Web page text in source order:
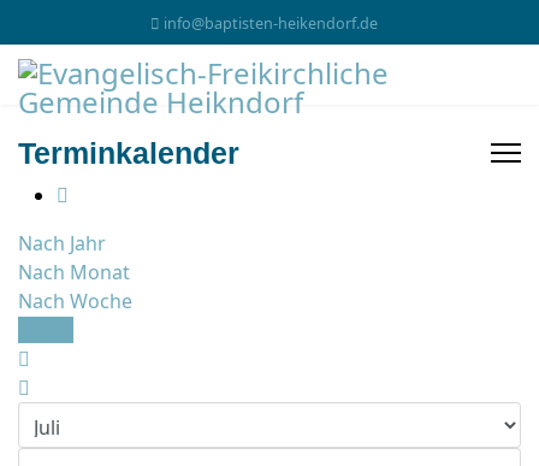
info@baptisten-heikendorf.de
Terminkalender
Nach Jahr
Nach Monat
Nach Woche